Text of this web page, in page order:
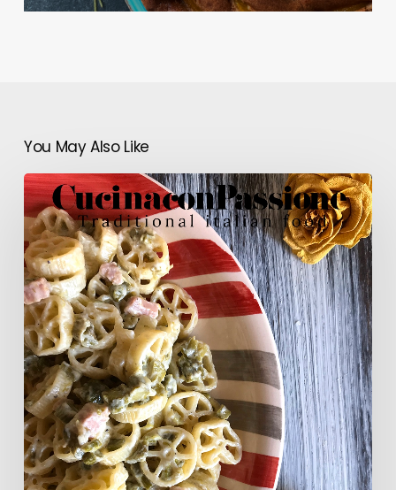
You May Also Like
Pasta
agli
asparagi
e
prosciutto
cotto